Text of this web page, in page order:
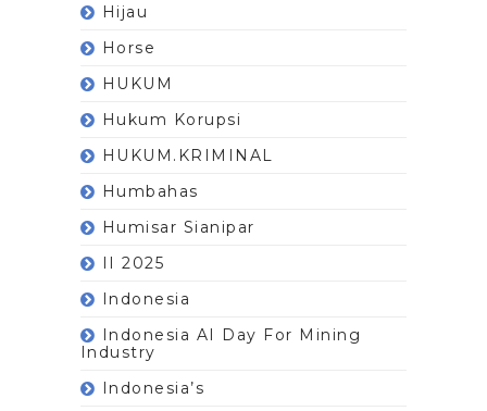
Hijau
Horse
HUKUM
Hukum Korupsi
HUKUM.KRIMINAL
Humbahas
Humisar Sianipar
II 2025
Indonesia
Indonesia AI Day For Mining
Industry
Indonesia’s